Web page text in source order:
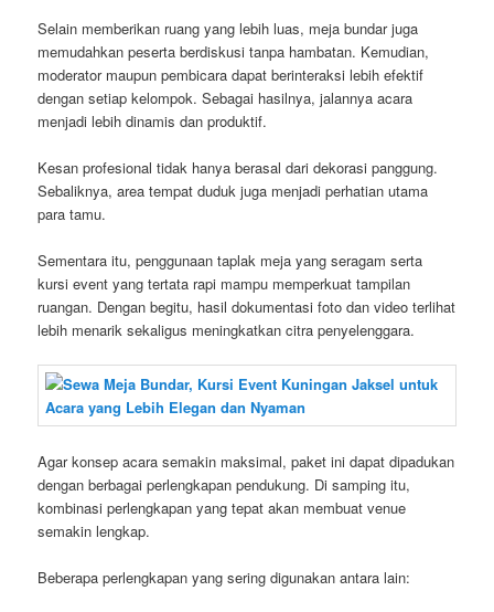
Selain memberikan ruang yang lebih luas, meja bundar juga
memudahkan peserta berdiskusi tanpa hambatan. Kemudian,
moderator maupun pembicara dapat berinteraksi lebih efektif
dengan setiap kelompok. Sebagai hasilnya, jalannya acara
menjadi lebih dinamis dan produktif.
Kesan profesional tidak hanya berasal dari dekorasi panggung.
Sebaliknya, area tempat duduk juga menjadi perhatian utama
para tamu.
Sementara itu, penggunaan taplak meja yang seragam serta
kursi event yang tertata rapi mampu memperkuat tampilan
ruangan. Dengan begitu, hasil dokumentasi foto dan video terlihat
lebih menarik sekaligus meningkatkan citra penyelenggara.
Agar konsep acara semakin maksimal, paket ini dapat dipadukan
dengan berbagai perlengkapan pendukung. Di samping itu,
kombinasi perlengkapan yang tepat akan membuat venue
semakin lengkap.
Beberapa perlengkapan yang sering digunakan antara lain: